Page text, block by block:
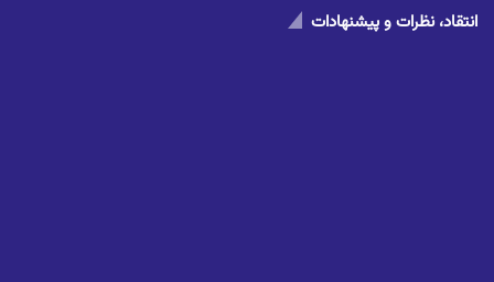
انتقاد، نظرات و پیشنهادات